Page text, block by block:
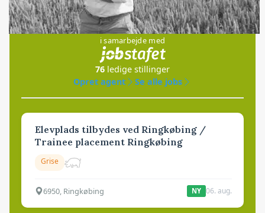
Jobs
i samarbejde med
76 ledige stillinger
Opret agent
Se alle jobs
Elevplads tilbydes ved Ringkøbing /
Trainee placement Ringkøbing
Grise
6950, Ringkøbing NY 06. aug.